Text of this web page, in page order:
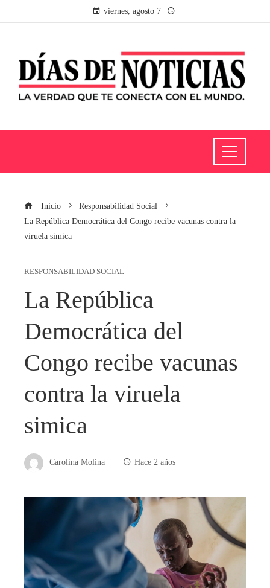
viernes, agosto 7
Inicio
Responsabilidad Social
La República Democrática del Congo recibe vacunas contra la
viruela simica
RESPONSABILIDAD SOCIAL
La República
Democrática del
Congo recibe vacunas
contra la viruela
simica
Carolina Molina Hace 2 años